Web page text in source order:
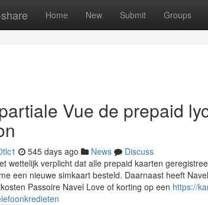
Home New Submit Groups
Vue de prepaid
545 days ago News
Discuss
wettelijk verplicht dat alle prepaid kaarten
een nieuwe simkaart besteld. Daarnaast heeft
Passoire Navel Love of korting op een https://